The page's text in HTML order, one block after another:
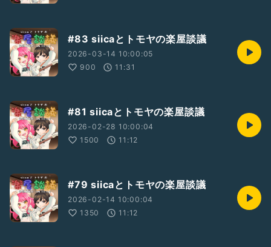
#83 siicaとトモヤの楽屋談議
2026-03-14 10:00:05
900
11:31
#81 siicaとトモヤの楽屋談議
2026-02-28 10:00:04
1500
11:12
#79 siicaとトモヤの楽屋談議
2026-02-14 10:00:04
1350
11:12